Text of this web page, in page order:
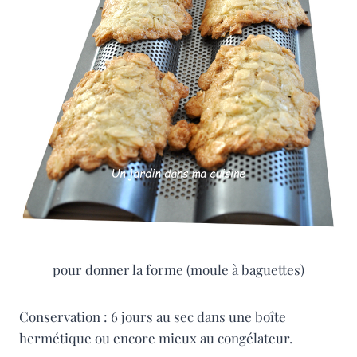
pour donner la forme (moule à baguettes)
Conservation : 6 jours au sec dans une boîte
hermétique ou encore mieux au congélateur.